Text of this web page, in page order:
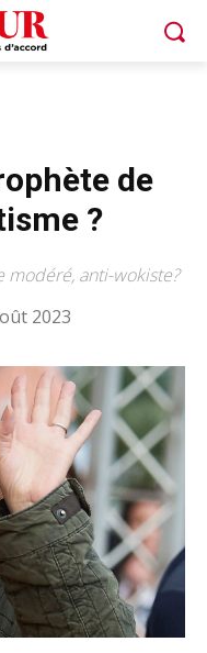
de
?
anti-wokiste?
2023